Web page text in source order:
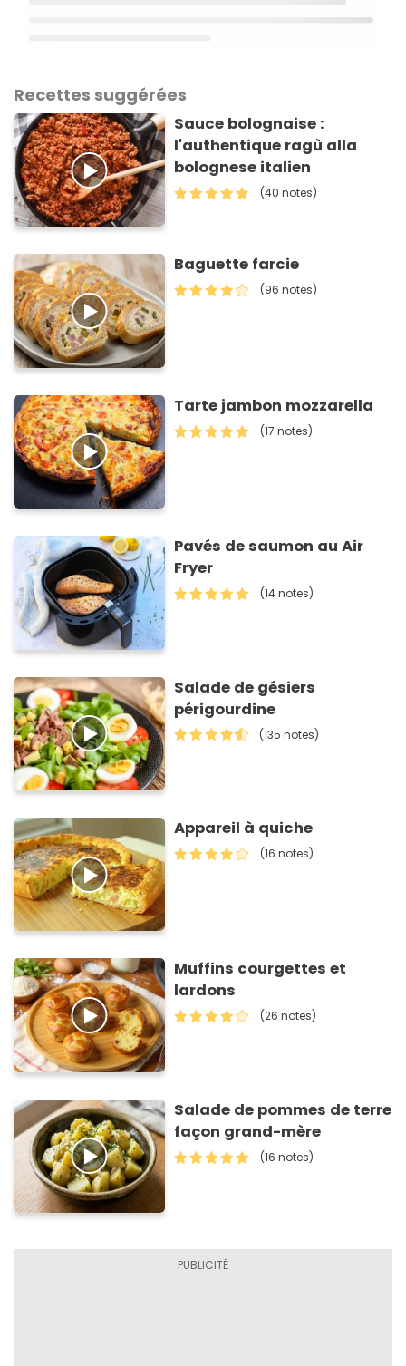
Recettes suggérées
Sauce bolognaise :
l'authentique ragù alla
bolognese italien
(40 notes)
Baguette farcie
(96 notes)
Tarte jambon mozzarella
(17 notes)
Pavés de saumon au Air
Fryer
(14 notes)
Salade de gésiers
périgourdine
(135 notes)
Appareil à quiche
(16 notes)
Muffins courgettes et
lardons
(26 notes)
Salade de pommes de terre
façon grand-mère
(16 notes)